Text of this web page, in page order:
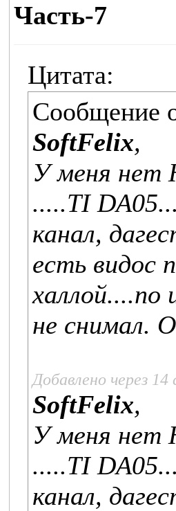
Часть-7
Цитата:
Сообщение
SoftFelix,
У меня нет
.....TI
канал,
есть видос
халлой....по
не снимал.
Добавлено через 14
SoftFelix,
У меня нет
.....TI
канал,